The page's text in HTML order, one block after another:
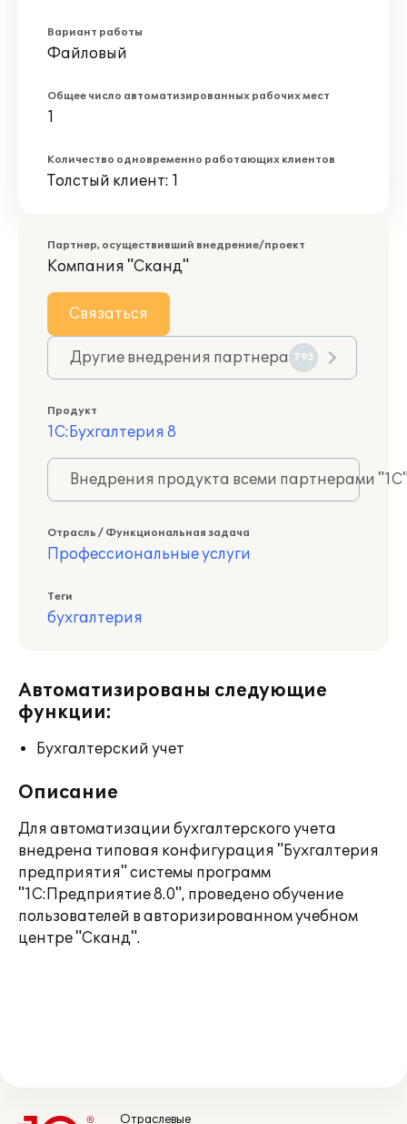
Вариант работы
Файловый
Общее число автоматизированных рабочих мест
1
Количество одновременно работающих клиентов
Толстый клиент: 1
Партнер, осуществивший внедрение/проект
Компания "Сканд"
Связаться
Другие внедрения партнера 795
Продукт
1С:Бухгалтерия 8
Внедрения продукта всеми партнерами
Отрасль / Функциональная задача
Профессиональные услуги
Теги
бухгалтерия
Автоматизированы следующие
функции:
Бухгалтерский учет
Описание
Для автоматизации бухгалтерского учета
внедрена типовая конфигурация "Бухгалтерия
предприятия" системы программ
"1С:Предприятие 8.0", проведено обучение
пользователей в авторизированном учебном
центре "Сканд".
Отраслевые